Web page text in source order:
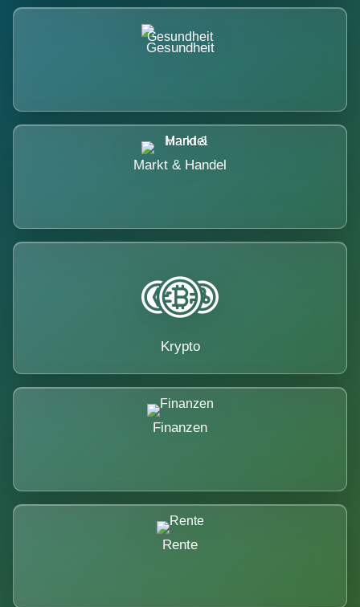
Gesundheit
Markt & Handel
Krypto
Finanzen
Rente